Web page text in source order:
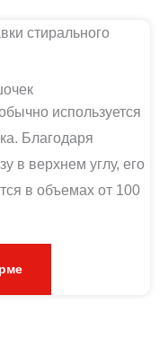
используется
Благодаря
в верхнем углу, его
в объемах от 100